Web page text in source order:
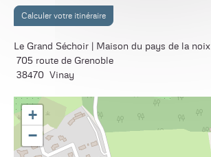
Calculer votre itinéraire
Le Grand Séchoir | Maison du pays de la noix
705 route de Grenoble
38470 Vinay
+
−